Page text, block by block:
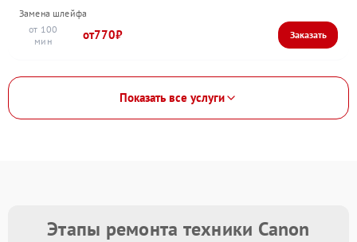
Замена шлейфа
100
770
Показать все услуги
Этапы ремонта техники Canon